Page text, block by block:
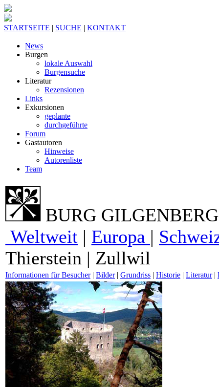
STARTSEITE | SUCHE | KONTAKT
News
Burgen
lokale Auswahl
Burgensuche
Literatur
Rezensionen
Links
Exkursionen
geplante
durchgeführte
Forum
Gastautoren
Hinweise
Autorenliste
Team
BURG GILGENBERG
Weltweit | Europa |
Thierstein | Zullwil
Informationen für Besucher| Bilder| Grundriss | Historie | Literatur|